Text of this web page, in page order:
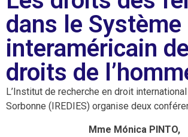
dans le Système
interaméricain
droits de
L’Institut de recherche en droit
Sorbonne (IREDIES) organise deux
Mme Mónica PINTO,